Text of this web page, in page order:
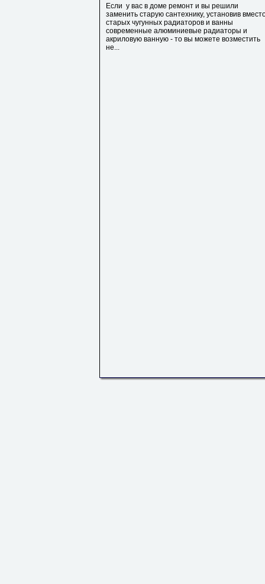
Если у вас в доме ремонт и вы решили
заменить старую сантехнику, установив
старых чугунных радиаторов и ванны
современные алюминиевые радиаторы и
акриловую ванную - то вы можете возместить
не...